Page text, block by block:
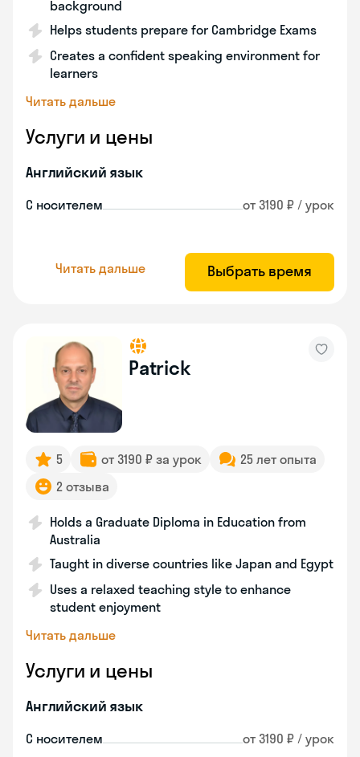
background
Helps students prepare for Cambridge Exams
Creates a confident speaking environment for
learners
Читать дальше
Услуги и цены
Английский язык
С носителем от 3190 ₽ / урок
Читать дальше Выбрать время
Patrick
5 от 3190 ₽ за урок
25 лет опыта
2 отзыва
Holds a Graduate Diploma in Education from
Australia
Taught in diverse countries like Japan and Egypt
Uses a relaxed teaching style to enhance
student enjoyment
Читать дальше
Услуги и цены
Английский язык
С носителем от 3190 ₽ / урок